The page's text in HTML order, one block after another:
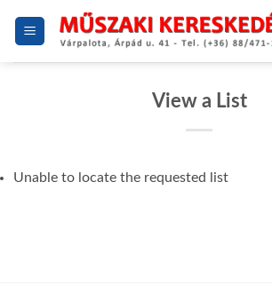
View a List
Unable to locate the requested list